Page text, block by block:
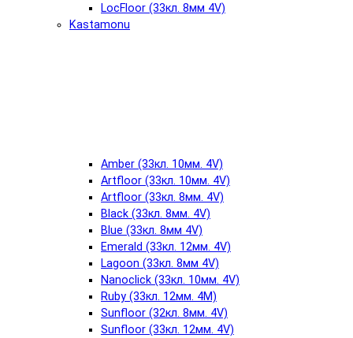
LocFloor (33кл. 8мм 4V)
Kastamonu
Amber (33кл. 10мм. 4V)
Artfloor (33кл. 10мм. 4V)
Artfloor (33кл. 8мм. 4V)
Black (33кл. 8мм. 4V)
Blue (33кл. 8мм 4V)
Emerald (33кл. 12мм. 4V)
Lagoon (33кл. 8мм 4V)
Nanoclick (33кл. 10мм. 4V)
Ruby (33кл. 12мм. 4М)
Sunfloor (32кл. 8мм. 4V)
Sunfloor (33кл. 12мм. 4V)